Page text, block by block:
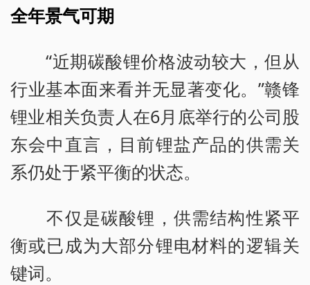
全年景气可期
“近期碳酸锂价格波动较大，但从
行业基本面来看并无显著变化。”赣锋
锂业相关负责人在6月底举行的公司股
东会中直言，目前锂盐产品的供需关
系仍处于紧平衡的状态。
不仅是碳酸锂，供需结构性紧平
衡或已成为大部分锂电材料的逻辑关
键词。